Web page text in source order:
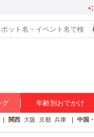
グ 年齢別おでかけ
関西 大阪 京都 兵庫 中国